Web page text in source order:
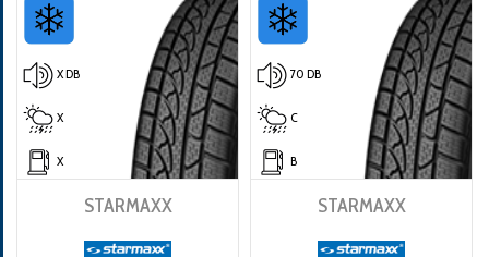
X DB
X
X
STARMAXX
70 DB
C
B
STARMAXX